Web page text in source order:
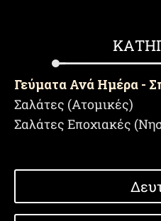
Γεύματα Ανά Ημέρα -
Σαλάτες (Ατομικές)
Σαλάτες Εποχιακές